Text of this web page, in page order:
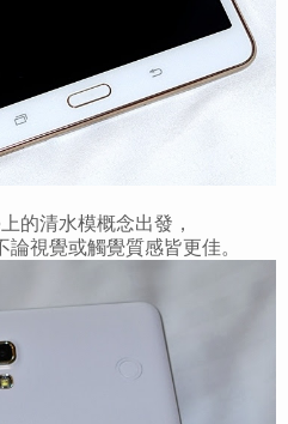
的清水模概念出發，
視覺或觸覺質感皆更佳。